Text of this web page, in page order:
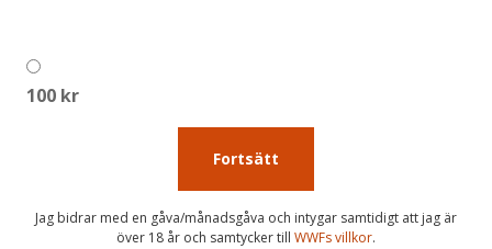
100 kr
Fortsätt
Jag bidrar med en gåva/månadsgåva och intygar samtidigt att jag är
över 18 år och samtycker till WWFs villkor.